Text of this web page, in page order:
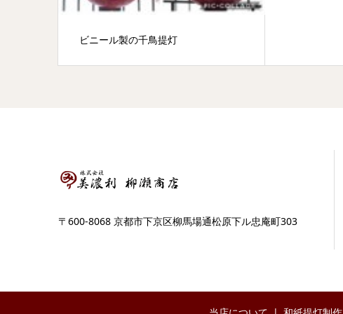
ビニール製の千鳥提灯
〒600-8068 京都市下京区柳馬場通松原下ル忠庵町303